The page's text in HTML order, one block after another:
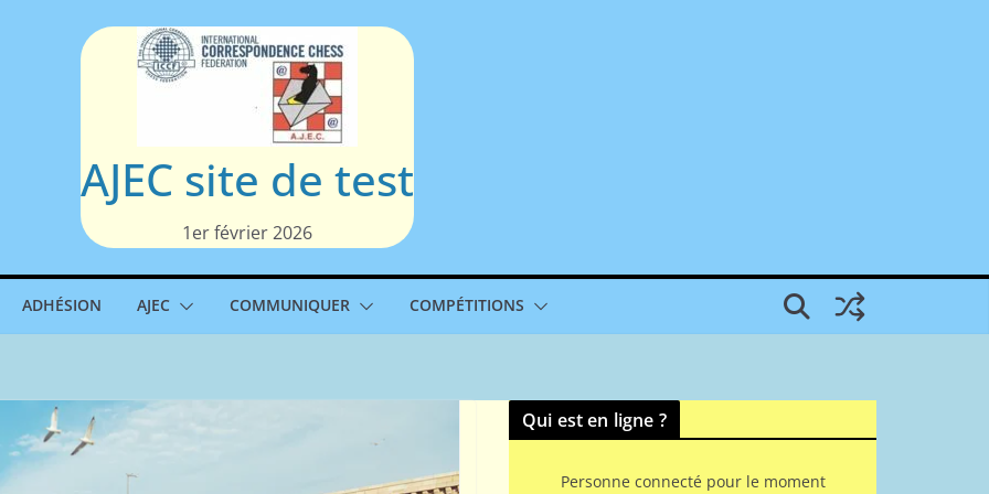
AJEC site de test
1er février 2026
ADHÉSION AJEC COMMUNIQUER COMPÉTITIONS
Qui est en ligne ?
Personne connecté pour le moment